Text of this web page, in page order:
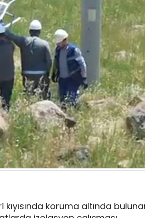
kıyısında koruma altında